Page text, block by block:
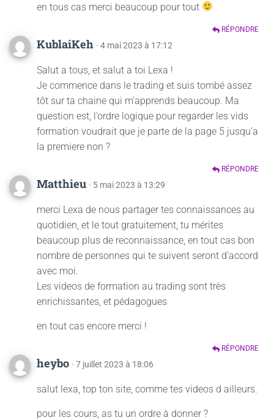
en tous cas merci beaucoup pour tout
RÉPONDRE
KublaiKeh · 4 mai 2023 à 17:12
Salut a tous, et salut a toi Lexa !
Je commence dans le trading et suis tombé assez
tôt sur ta chaine qui m’apprends beaucoup. Ma
question est, l’ordre logique pour regarder les vids
formation voudrait que je parte de la page 5 jusqu’a
la premiere non ?
RÉPONDRE
Matthieu · 5 mai 2023 à 13:29
merci Lexa de nous partager tes connaissances au
quotidien, et le tout gratuitement, tu mérites
beaucoup plus de reconnaissance, en tout cas bon
nombre de personnes qui te suivent seront d’accord
avec moi.
Les videos de formation au trading sont très
enrichissantes, et pédagogues
en tout cas encore merci !
RÉPONDRE
heybo · 7 juillet 2023 à 18:06
salut lexa, top ton site, comme tes videos d ailleurs.
pour les cours, as tu un ordre à donner ?